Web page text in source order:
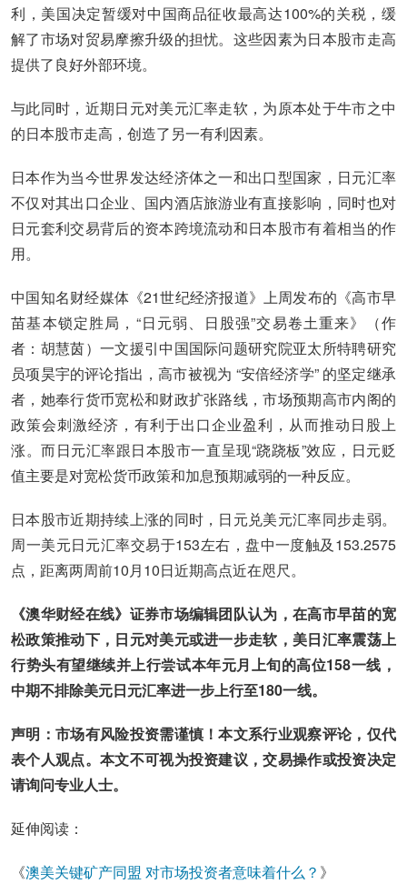
利，美国决定暂缓对中国商品征收最高达100%的关税，缓
解了市场对贸易摩擦升级的担忧。这些因素为日本股市走高
提供了良好外部环境。
与此同时，近期日元对美元汇率走软，为原本处于牛市之中
的日本股市走高，创造了另一有利因素。
日本作为当今世界发达经济体之一和出口型国家，日元汇率
不仅对其出口企业、国内酒店旅游业有直接影响，同时也对
日元套利交易背后的资本跨境流动和日本股市有着相当的作
用。
中国知名财经媒体《21世纪经济报道》上周发布的《高市早
苗基本锁定胜局，“日元弱、日股强”交易卷土重来》（作
者：胡慧茵）一文援引中国国际问题研究院亚太所特聘研究
员项昊宇的评论指出，高市被视为 “安倍经济学” 的坚定继承
者，她奉行货币宽松和财政扩张路线，市场预期高市内阁的
政策会刺激经济，有利于出口企业盈利，从而推动日股上
涨。而日元汇率跟日本股市一直呈现“跷跷板”效应，日元贬
值主要是对宽松货币政策和加息预期减弱的一种反应。
日本股市近期持续上涨的同时，日元兑美元汇率同步走弱。
周一美元日元汇率交易于153左右，盘中一度触及153.2575
点，距离两周前10月10日近期高点近在咫尺。
《澳华财经在线》证券市场编辑团队认为，在高市早苗的宽
松政策推动下，日元对美元或进一步走软，美日汇率震荡上
行势头有望继续并上行尝试本年元月上旬的高位158一线，
中期不排除美元日元汇率进一步上行至180一线。
声明：市场有风险投资需谨慎！本文系行业观察评论，仅代
表个人观点。本文不可视为投资建议，交易操作或投资决定
请询问专业人士。
延伸阅读：
《澳美关键矿产同盟 对市场投资者意味着什么？ 》